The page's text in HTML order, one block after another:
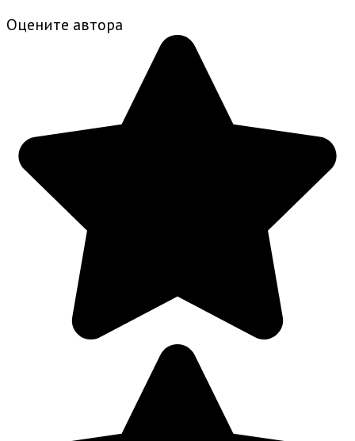
Оцените автора